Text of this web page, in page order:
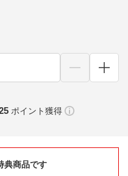
ポイント獲得
典商品です